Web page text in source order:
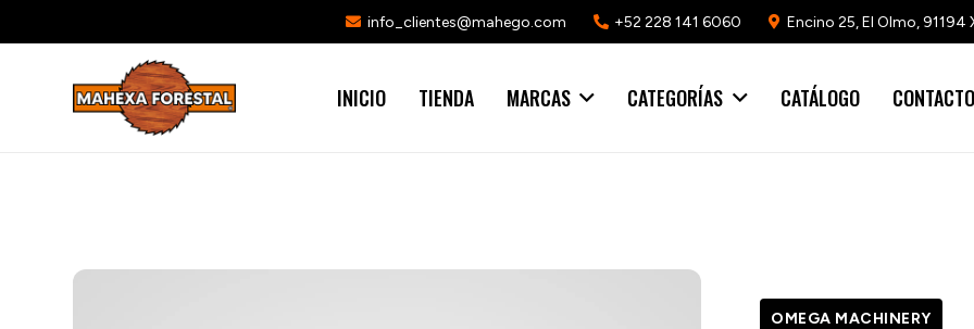
info_clientes@mahego.com +52 228 141 6060 Encino 25, El Olmo, 91194
INICIO TIENDA MARCAS CATEGORÍAS CATÁLOGO CONTACTO
OMEGA MACHINERY